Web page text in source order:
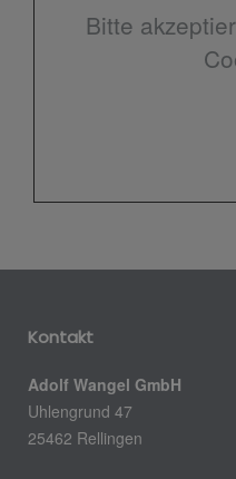
Bitte
Kontakt
Adolf Wangel GmbH
Uhlengrund 47
25462 Rellingen